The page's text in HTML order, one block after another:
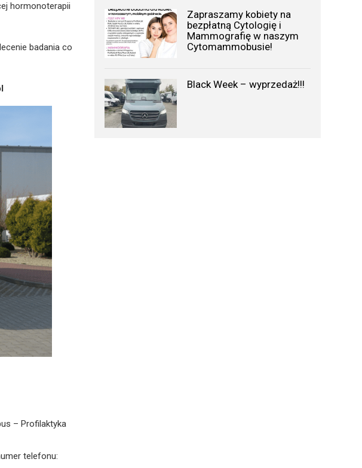
hormonoterapii
badania co
– Profilaktyka
telefonu:
Zapraszamy kobiety na
bezpłatną Cytologię i
Mammografię w naszym
Cytomammobusie!
Black Week – wyprzedaż!!!